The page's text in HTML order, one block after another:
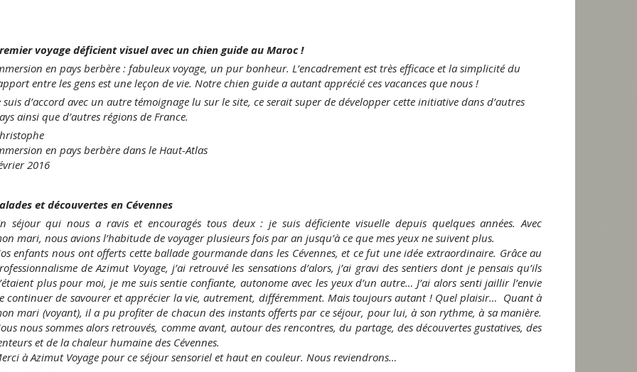
voyage déficient visuel avec un chien guide au Maroc !
en pays berbère : fabuleux voyage, un pur bonheur. L’encadrement est très efficace et la simplicité du
entre les gens est une leçon de vie. Notre chien guide a autant apprécié ces vacances que nous !
suis d’accord avec un autre témoignage lu sur le site, ce serait super de développer cette initiative dans d’autres
ainsi que d’autres régions de France.
en pays berbère dans le Haut-Atlas
2016
et découvertes en Cévennes
séjour qui nous a ravis et encouragés tous deux : je suis déficiente visuelle depuis quelques années. Avec
mari, nous avions l’habitude de voyager plusieurs fois par an jusqu’à ce que mes yeux ne suivent plus.
enfants nous ont offerts cette ballade gourmande dans les Cévennes, et ce fut une idée extraordinaire. Grâce au
de Azimut Voyage, j’ai retrouvé les sensations d’alors, j’ai gravi des sentiers dont je pensais qu’ils
plus pour moi, je me suis sentie confiante, autonome avec les yeux d’un autre… J’ai alors senti jaillir l’envie
continuer de savourer et apprécier la vie, autrement, différemment. Mais toujours autant ! Quel plaisir… Quant à
mari (voyant), il a pu profiter de chacun des instants offerts par ce séjour, pour lui, à son rythme, à sa manière.
nous sommes alors retrouvés, comme avant, autour des rencontres, du partage, des découvertes gustatives, des
et de la chaleur humaine des Cévennes.
à Azimut Voyage pour ce séjour sensoriel et haut en couleur. Nous reviendrons…